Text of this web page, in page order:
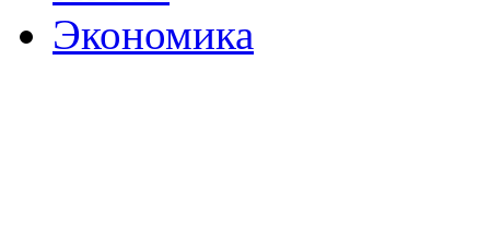
Экономика